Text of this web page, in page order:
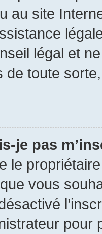
au site
légal et
de toute
je pas
le
vous